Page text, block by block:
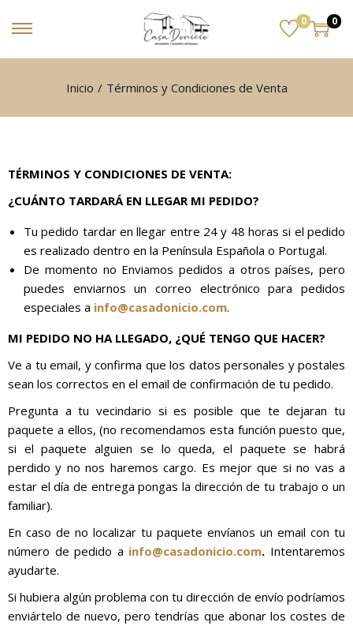
0 0
Inicio / Términos y Condiciones de Venta
TÉRMINOS Y CONDICIONES DE VENTA:
¿CUÁNTO TARDARÁ EN LLEGAR MI PEDIDO?
Tu pedido tardar en llegar entre 24 y 48 horas si el pedido
es realizado dentro en la Península Española o Portugal.
De momento no Enviamos pedidos a otros países, pero
puedes enviarnos un correo electrónico para pedidos
especiales a info@casadonicio.com.
MI PEDIDO NO HA LLEGADO, ¿QUÉ TENGO QUE HACER?
Ve a tu email, y confirma que los datos personales y postales
sean los correctos en el email de confirmación de tu pedido.
Pregunta a tu vecindario si es posible que te dejaran tu
paquete a ellos, (no recomendamos esta función puesto que,
si el paquete alguien se lo queda, el paquete se habrá
perdido y no nos haremos cargo. Es mejor que si no vas a
estar el día de entrega pongas la dirección de tu trabajo o un
familiar).
En caso de no localizar tu paquete envíanos un email con tu
número de pedido a info@casadonicio.com. Intentaremos
ayudarte.
Si hubiera algún problema con tu dirección de envío podríamos
enviártelo de nuevo, pero tendrías que abonar los costes de